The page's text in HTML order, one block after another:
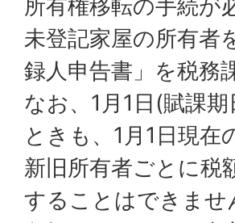
所有権移転の手続が
未登記家屋の所有者
録人申告書」を税務
なお、1月1日(賦課
ときも、1月1日現
新旧所有者ごとに税
することはできませ